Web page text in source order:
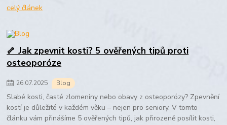
celý článek
🦴 Jak zpevnit kosti? 5 ověřených tipů proti
osteoporóze
26.07.2025 Blog
Slabé kosti, časté zlomeniny nebo obavy z osteoporózy? Zpevnění
kostí je důležité v každém věku – nejen pro seniory. V tomto
článku vám přinášíme 5 ověřených tipů, jak přirozeně posílit kosti,